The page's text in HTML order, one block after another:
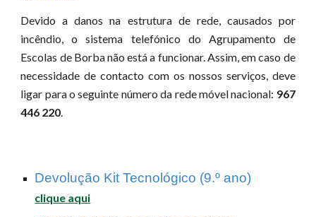
Devido a danos na estrutura de rede, causados por
incêndio, o sistema telefónico do Agrupamento de
Escolas de Borba não está a funcionar.Assim, em caso de
necessidade de contacto com os nossos serviços, deve
ligar parao seguinte número da rede móvel nacional: 967
446 220.
Devolução Kit Tecnológico (9.º ano)
clique aqui